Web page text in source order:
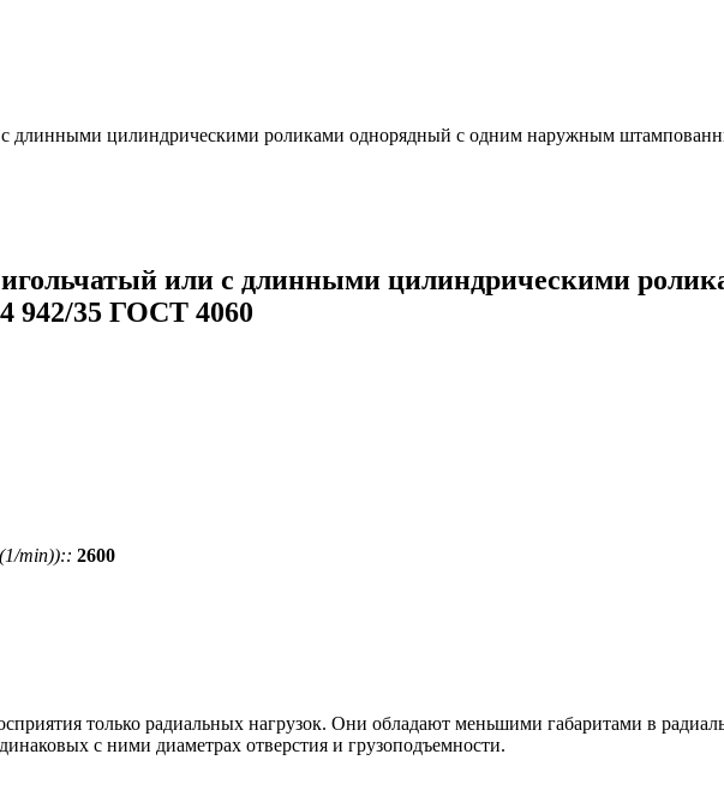
длинными цилиндрическими роликами однорядный с одним наружным
или с длинными цилиндрическими
942/35 ГОСТ 4060
min)):: 2600
только радиальных нагрузок. Они обладают меньшими габаритами в
с ними диаметрах отверстия и грузоподъемности.